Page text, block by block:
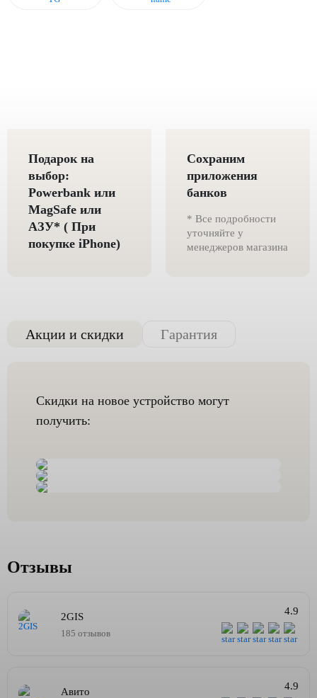
Подарок на
выбор:
Powerbank или
MagSafe или
AЗУ* ( При
покупке iPhone)
Сохраним
приложения
банков
* Все подробности
уточняйте у
менеджеров магазина
Акции и скидки Гарантия
Скидки на новое устройство могут
получить:
Отзывы
2GIS
185 отзывов
4.9
Авито 4.9